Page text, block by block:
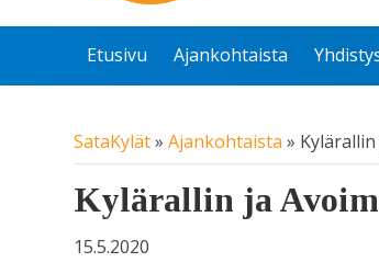
Etusivu Ajankohtaista
SataKylät»Ajankohtaista »
Kylärallin ja
15.5.2020